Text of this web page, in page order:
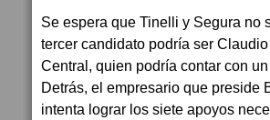
Se espera que Tinelli y Segura no
tercer candidato podría ser
Central, quien podría contar con
Detrás, el empresario que preside
intenta lograr los siete apoyos